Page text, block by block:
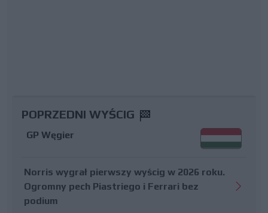
POPRZEDNI WYŚCIG
GP Węgier
Norris wygrał pierwszy wyścig w 2026 roku.
Ogromny pech Piastriego i Ferrari bez
podium